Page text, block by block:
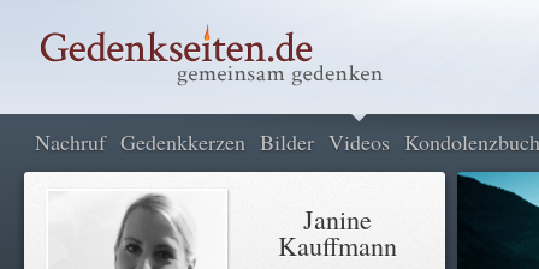
Nachruf Gedenkkerzen Bilder Videos Kondolenzbuch
Janine
Kauffmann